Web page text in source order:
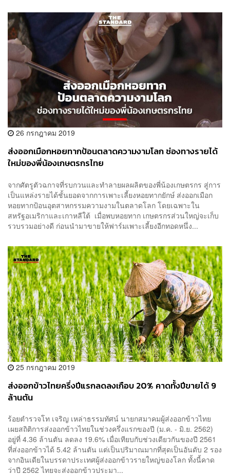
26 กรกฎาคม 2019
ส่งออกเมือกหอยทากป้อนตลาดความงามโลก ช่องทางรายได้
ใหม่ของพี่น้องเกษตรกรไทย
จากศัตรูตัวฉกาจที่รบกวนและทำลายผลผลิตของพี่น้องเกษตรกร สู่การ
เป็นแหล่งรายได้ชั้นยอดจากการเพาะเลี้ยงหอยทากยักษ์ ส่งออกเมือก
หอยทากป้อนอุตสาหกรรมความงามในตลาดโลก โดยเฉพาะใน
สหรัฐอเมริกาและเกาหลีใต้ เมื่อพบหอยทาก เกษตรกรส่วนใหญ่จะเก็บ
รวบรวมอย่างดี ก่อนนำมาขายให้ฟาร์มเพาะเลี้ยงอีกทอดหนึ่ง...
25 กรกฎาคม 2019
ส่งออกข้าวไทยครึ่งปีแรกลดลงเกือบ 20% คาดทั้งปีขายได้ 9
ล้านตัน
ร้อยตำรวจโท เจริญ เหล่าธรรมทัศน์ นายกสมาคมผู้ส่งออกข้าวไทย
เผยสถิติการส่งออกข้าวไทยในช่วงครึ่งแรกของปี (ม.ค. - มิ.ย. 2562)
อยู่ที่ 4.36 ล้านตัน ลดลง 19.6% เมื่อเทียบกับช่วงเดียวกันของปี 2561
ที่ส่งออกข้าวได้ 5.42 ล้านตัน แต่เป็นปริมาณมากที่สุดเป็นอันดับ 2 รอง
จากอินเดียในบรรดาประเทศผู้ส่งออกข้าวรายใหญ่ของโลก ทั้งนี้คาด
ว่าปี 2562 ไทยจะส่งออกข้าวประมา...